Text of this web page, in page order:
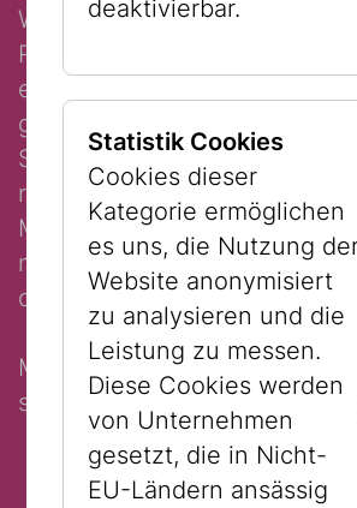
Welt wusste man, dass Rasten
Ruhegeben wirklich wichtig
einen eigenen Raum, der
genannt wurde und den
Schabbat zum Thema hatte.
richten junge Designer:innen
Materialien und noch tolleren
neu ein. Inspiration liefert das
die Fantasie. Achtung fertig,
MITZUBRINGEN: Bequeme
schmutzig werden kann,
deaktivierbar.
Statistik Cookies
Cookies dieser
Kategorie ermöglichen
es uns, die Nutzung
Website anonymisiert
zu analysieren und die
Leistung zu messen.
Diese Cookies werden
von Unternehmen
gesetzt, die in Nicht-
EU-Ländern ansässig